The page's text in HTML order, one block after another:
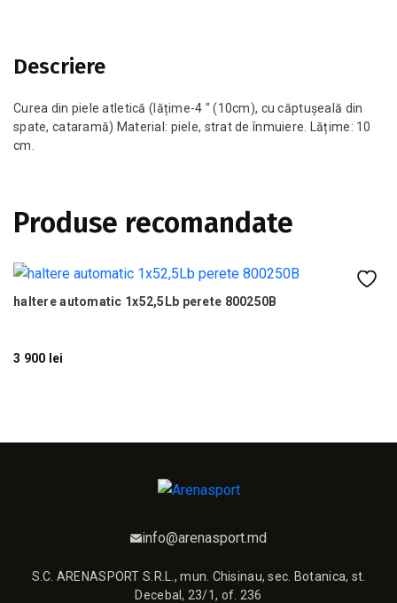
Descriere
Curea din piele atletică (lățime-4 " (10cm), cu căptușeală din
spate, cataramă) Material: piele, strat de înmuiere. Lățime: 10
cm.
Produse recomandate
haltere automatic 1х52,5Lb perete 800250B
3 900 lei
info@arenasport.md
S.C. ARENASPORT S.R.L., mun. Chisinau, sec. Botanica, st.
Decebal, 23/1, of. 236